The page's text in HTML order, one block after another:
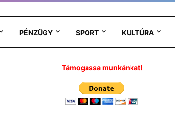
PÉNZÜGY SPORT KULTÚRA
Támogassa munkánkat!